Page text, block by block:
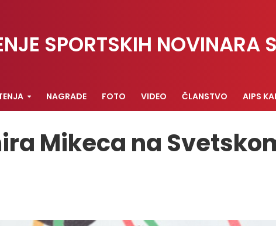
SPORTSKIH NOVINARA
NAGRADE FOTO VIDEO ČLANSTVO AIPS
Mikeca na